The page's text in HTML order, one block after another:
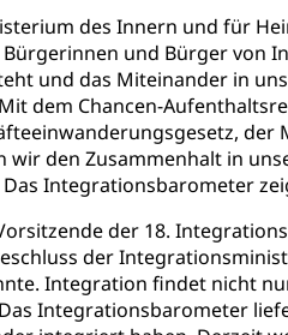
des Innern und für
und Bürger von
und das Miteinander in
dem Chancen-
den Zusammenhalt in
Integrationsbarometer
der 18.
der
Integration findet nicht
Integrationsbarometer